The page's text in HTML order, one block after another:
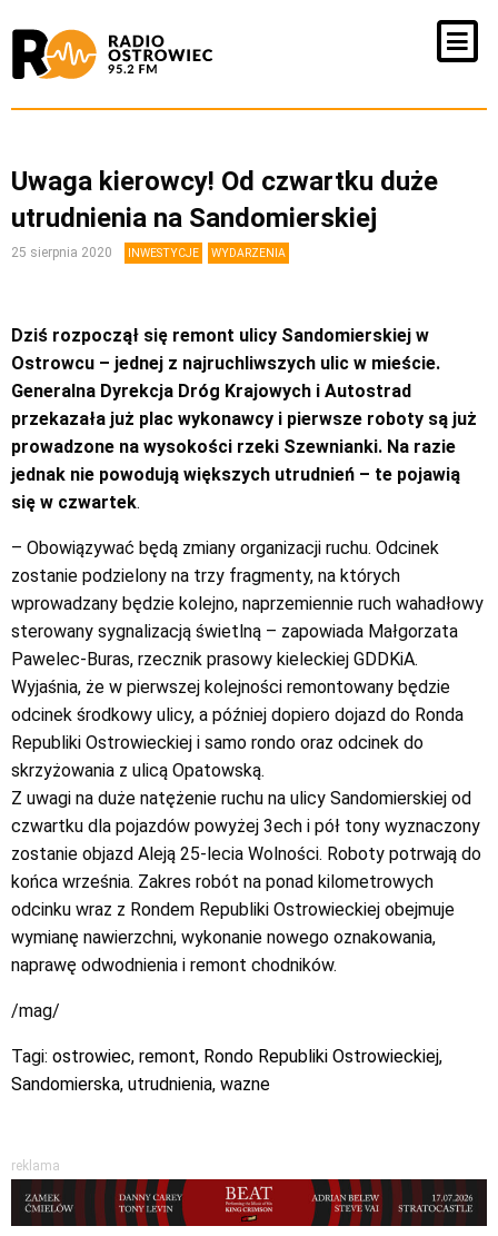
Uwaga kierowcy! Od czwartku duże
utrudnienia na Sandomierskiej
25 sierpnia 2020 INWESTYCJE WYDARZENIA
Dziś rozpoczął się remont ulicy Sandomierskiej w
Ostrowcu – jednej z najruchliwszych ulic w mieście.
Generalna Dyrekcja Dróg Krajowych i Autostrad
przekazała już plac wykonawcy i pierwsze roboty są już
prowadzone na wysokości rzeki Szewnianki. Na razie
jednak nie powodują większych utrudnień – te pojawią
się w czwartek.
– Obowiązywać będą zmiany organizacji ruchu. Odcinek
zostanie podzielony na trzy fragmenty, na których
wprowadzany będzie kolejno, naprzemiennie ruch wahadłowy
sterowany sygnalizacją świetlną – zapowiada Małgorzata
Pawelec-Buras, rzecznik prasowy kieleckiej GDDKiA.
Wyjaśnia, że w pierwszej kolejności remontowany będzie
odcinek środkowy ulicy, a później dopiero dojazd do Ronda
Republiki Ostrowieckiej i samo rondo oraz odcinek do
skrzyżowania z ulicą Opatowską.
Z uwagi na duże natężenie ruchu na ulicy Sandomierskiej od
czwartku dla pojazdów powyżej 3ech i pół tony wyznaczony
zostanie objazd Aleją 25-lecia Wolności. Roboty potrwają do
końca września. Zakres robót na ponad kilometrowych
odcinku wraz z Rondem Republiki Ostrowieckiej obejmuje
wymianę nawierzchni, wykonanie nowego oznakowania,
naprawę odwodnienia i remont chodników.
/mag/
Tagi: ostrowiec, remont, Rondo Republiki Ostrowieckiej,
Sandomierska, utrudnienia, wazne
reklama